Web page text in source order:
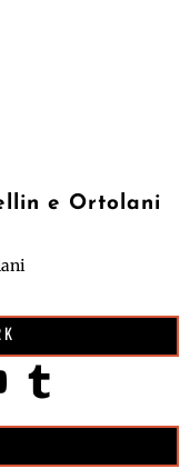
e Ortolani